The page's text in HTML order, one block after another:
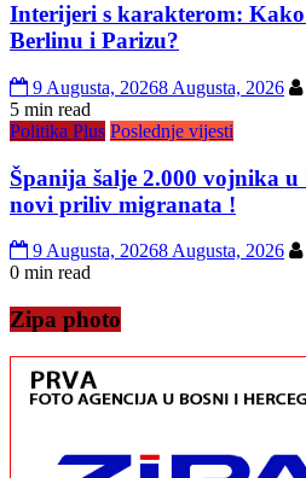
Interijeri s karakterom:
Berlinu i Parizu?
9 Augusta, 20268 Augusta, 2026
5 min read
Politika Plus Poslednje vijesti
Španija šalje 2.000 vojnika u
novi priliv migranata !
9 Augusta, 20268 Augusta, 2026
0 min read
Zipa photo